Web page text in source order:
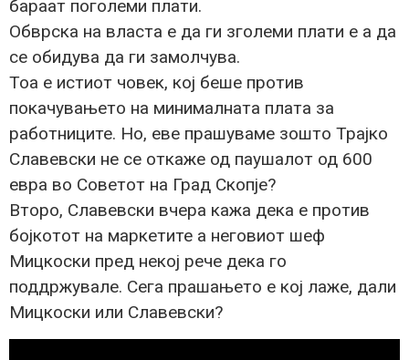
бараат поголеми плати.
Обврска на власта е да ги зголеми плати е а да
се обидува да ги замолчува.
Тоа е истиот човек, кој беше против
покачувањето на минималната плата за
работниците. Но, еве прашуваме зошто Трајко
Славевски не се откаже од паушалот од 600
евра во Советот на Град Скопје?
Второ, Славевски вчера кажа дека е против
бојкотот на маркетите а неговиот шеф
Мицкоски пред некој рече дека го
поддржувале. Сега прашањето е кој лаже, дали
Мицкоски или Славевски?